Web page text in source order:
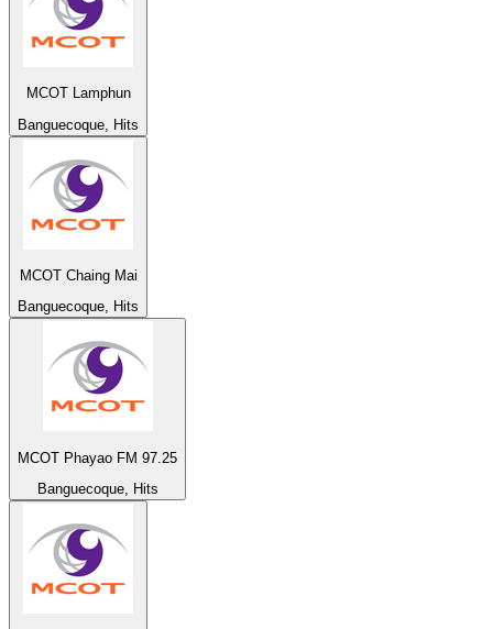
MCOT Lamphun
Banguecoque, Hits
MCOT Chaing Mai
Banguecoque, Hits
MCOT Phayao FM 97.25
Banguecoque, Hits